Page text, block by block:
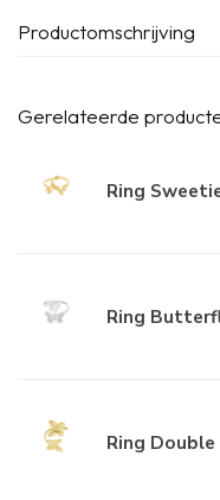
Productomschrijving
Gerelateerde
Ring
Ring
Ring